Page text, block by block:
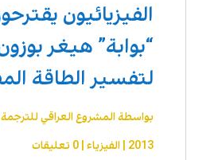
الفيزيائيون
“بوابة” هيغر
لتفسير الطاقة
بواسطةالمشروع العراقي للترجمة|
2013 الفيزياء| 0 تعليقات